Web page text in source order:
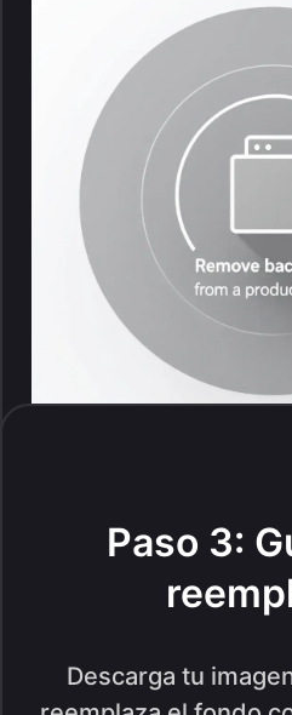
Paso 3:
Descarga tu